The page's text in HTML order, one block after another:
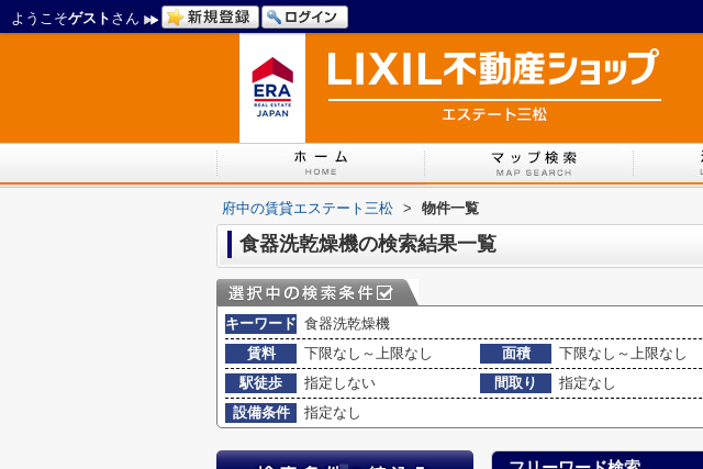
ようこそゲスト さん
府中の賃貸エステート三松 > 物件一覧
食器洗乾燥機の検索結果一覧
キーワード 食器洗乾燥機
賃料
下限なし～上限なし 面積 下限なし～上限なし
駅徒歩
指定しない 間取り
指定なし
設備条件
指定なし